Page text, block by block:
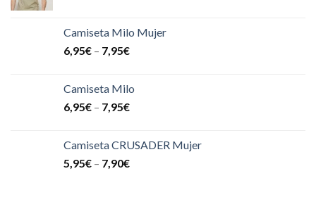
Camiseta Milo Mujer
6,95€ – 7,95€
Camiseta Milo
6,95€ – 7,95€
Camiseta CRUSADER Mujer
5,95€ – 7,90€